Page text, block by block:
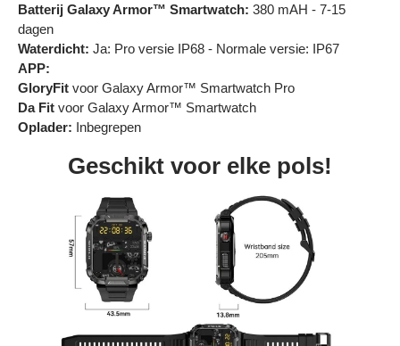
Batterij Galaxy Armor™ Smartwatch: 380 mAH - 7-15
dagen
Waterdicht: Ja: Pro versie IP68 - Normale versie: IP67
APP:
GloryFit voor Galaxy Armor™ Smartwatch Pro
Da Fit voor Galaxy Armor™ Smartwatch
Oplader: Inbegrepen
Geschikt voor elke pols!